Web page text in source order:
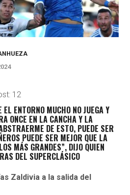
12
EL ENTORNO MUCHO NO JUEGA Y
ONCE EN LA CANCHA Y LA
DE ESTO, PUEDE SER
PUEDE SER MEJOR QUE LA
MÁS GRANDES”, DIJO QUIEN
DEL SUPERCLÁSICO
Zaldivia a la salida del